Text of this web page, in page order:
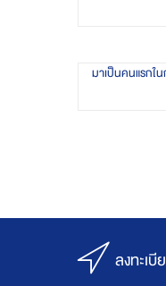
มาเป็นคนแรกใ
ลงทะเ